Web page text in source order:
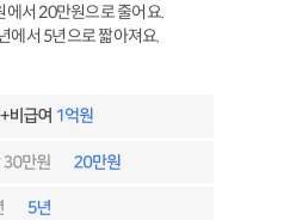
에서 20만원으로 줄어요.
에서 5년으로 짧아져요.